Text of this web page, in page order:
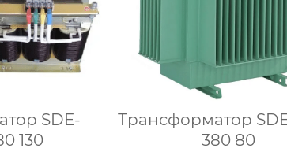
SDE-
130
Трансформатор
380 80